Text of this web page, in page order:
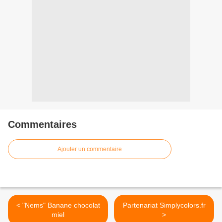
Commentaires
Ajouter un commentaire
< "Nems" Banane chocolat
miel
Partenariat Simplycolors.fr
>